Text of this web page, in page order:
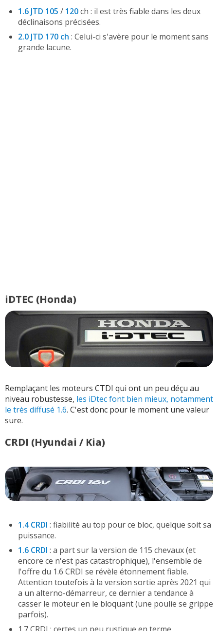
1.6 JTD 105 / 120ch : il est très fiable dans les deux
déclinaisons précisées.
2.0 JTD 170 ch : Celui-ci s'avère pour le moment sans
grande lacune.
iDTEC (Honda)
Remplaçant les moteurs CTDI qui ont un peu déçu au
niveau robustesse, les iDtec font bien mieux, notamment
le très diffusé 1.6. C'est donc pour le moment une valeur
sure.
CRDI (Hyundai / Kia)
1.4 CRDI : fiabilité au top pour ce bloc, quelque soit sa
puissance.
1.6 CRDI : a part sur la version de 115 chevaux (et
encore ce n'est pas catastrophique), l'ensemble de
l'offre du 1.6 CRDI se révèle étonnement fiable.
Attention toutefois à la version sortie après 2021 qui
a un alterno-démarreur, ce dernier a tendance à
casser le moteur en le bloquant (une poulie se grippe
parfois).
1.7 CRDI : certes un peu rustique en terme